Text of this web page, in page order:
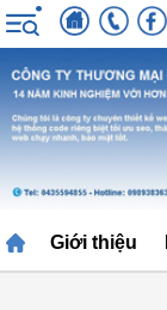
Giới thiệu